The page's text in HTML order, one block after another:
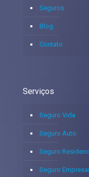
Seguros
Blog
Contato
Serviços
Seguro Vida
Seguro Auto
Seguro
Seguro